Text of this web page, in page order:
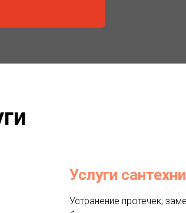
Услуги
Устранение протечек,